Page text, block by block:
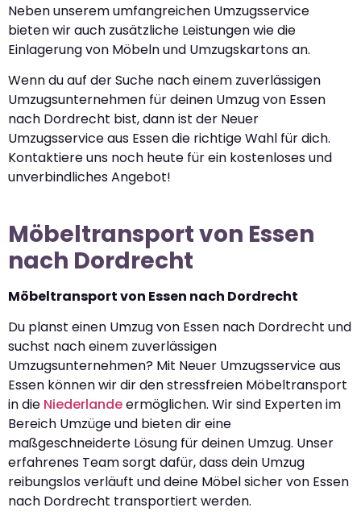
Neben unserem umfangreichen Umzugsservice
bieten wir auch zusätzliche Leistungen wie die
Einlagerung von Möbeln und Umzugskartons an.
Wenn du auf der Suche nach einem zuverlässigen
Umzugsunternehmen für deinen Umzug von Essen
nach Dordrecht bist, dann ist der Neuer
Umzugsservice aus Essen die richtige Wahl für dich.
Kontaktiere uns noch heute für ein kostenloses und
unverbindliches Angebot!
Möbeltransport von Essen
nach Dordrecht
Möbeltransport von Essen nach Dordrecht
Du planst einen Umzug von Essen nach Dordrecht und
suchst nach einem zuverlässigen
Umzugsunternehmen? Mit Neuer Umzugsservice aus
Essen können wir dir den stressfreien Möbeltransport
in die Niederlandeermöglichen. Wir sind Experten im
Bereich Umzüge und bieten dir eine
maßgeschneiderte Lösung für deinen Umzug. Unser
erfahrenes Team sorgt dafür, dass dein Umzug
reibungslos verläuft und deine Möbel sicher von Essen
nach Dordrecht transportiert werden.